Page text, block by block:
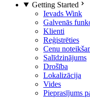
Getting Started
Ievads Wink
Galvenās
Klienti
Reģistrēties
Cenu
Salīdzinājums
Drošība
Lokalizācija
Vides
Pieprasījums